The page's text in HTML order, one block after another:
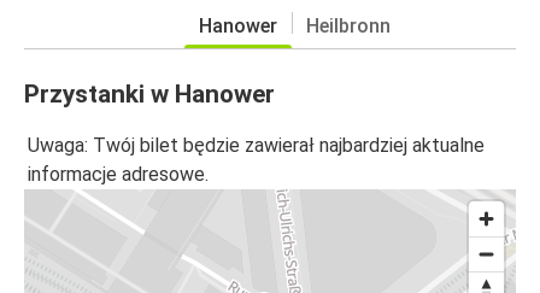
Hanower Heilbronn
Przystanki w Hanower
Uwaga: Twój bilet będzie zawierał najbardziej aktualne
informacje adresowe.